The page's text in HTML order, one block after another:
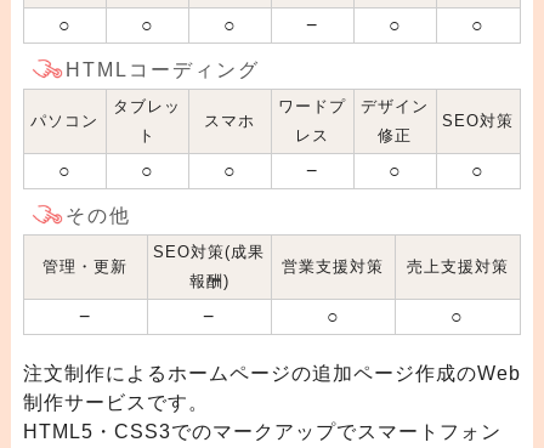
○ ○ ○ − ○ ○
HTMLコーディング
パソコン
タブレッ
ト
スマホ
ワードプ
レス
デザイン
修正
SEO対策
○ ○ ○ − ○ ○
その他
管理・更新
SEO対策(成果
報酬)
営業支援対策 売上支援対策
− − ○ ○
注文制作によるホームページの追加ページ作成のWeb
制作サービスです。
HTML5・CSS3でのマークアップでスマートフォン